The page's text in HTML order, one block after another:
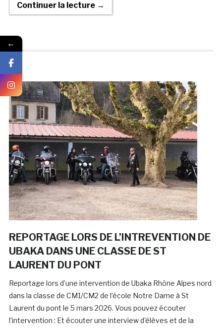
Continuer la lecture →
REPORTAGE LORS DE L’INTREVENTION DE
UBAKA DANS UNE CLASSE DE ST
LAURENT DU PONT
Reportage lors d’une intervention de Ubaka Rhône Alpes nord
dans la classe de CM1/CM2 de l’école Notre Dame à St
Laurent du pont le 5 mars 2026. Vous pouvez écouter
l’intervention : Et écouter une interview d’élèves et de la
←